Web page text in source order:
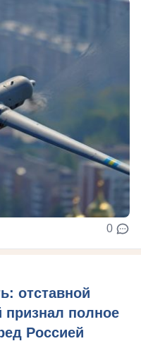
0
отставной
полное
Россией